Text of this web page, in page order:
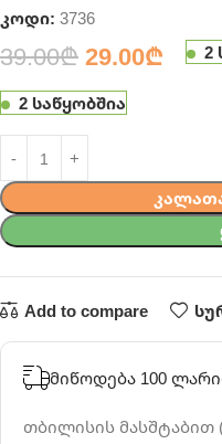
კოდი: 3736
39.00₾ 29.00₾ 2
2 საწყობშია
Add to compare
მიწოდება 100
თბილისის მასშტაბით